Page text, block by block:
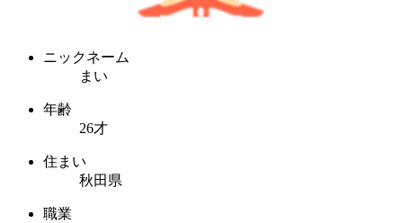
ニックネーム
まい
年齢
26才
住まい
秋田県
職業